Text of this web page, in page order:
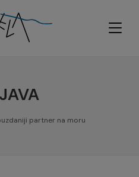
partner na moru